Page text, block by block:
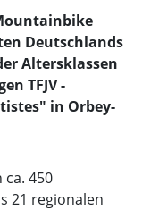
Deutschlands
Altersklassen
TFJV -
in Orbey-
ca. 450
21 regionalen